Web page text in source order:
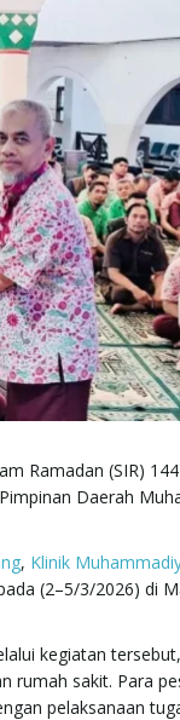
Ramadan (SIR)
Daerah
, Klinik
(2–5/3/2026) di
kegiatan
rumah sakit. Para
pelaksanaan